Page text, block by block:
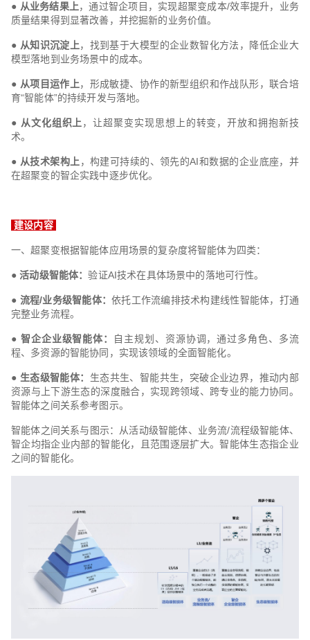
● 从业务结果上，通过智企项目，实现超聚变成本/效率提升，业务
质量结果得到显著改善，并挖掘新的业务价值。
● 从知识沉淀上，找到基于大模型的企业数智化方法，降低企业大
模型落地到业务场景中的成本。
● 从项目运作上，形成敏捷、协作的新型组织和作战队形，联合培
育“智能体”的持续开发与落地。
● 从文化组织上 ，让超聚变实现思想上的转变，开放和拥抱新技
术。
● 从技术架构上 ，构建可持续的、领先的AI和数据的企业底座，并
在超聚变的智企实践中逐步优化。
建设内容
一、超聚变根据智能体应用场景的复杂度将智能体为四类：
● 活动级智能体：验证AI技术在具体场景中的落地可行性。
● 流程/业务级智能体：依托工作流编排技术构建线性智能体，打通
完整业务流程。
● 智企企业级智能体：
自主规划、资源协调，通过多角色、多流
程、多资源的智能协同，实现该领域的全面智能化。
● 生态级智能体： 生态共生、智能共生，突破企业边界，推动内部
资源与上下游生态的深度融合，实现跨领域、跨专业的能力协同。
智能体之间关系参考图示。
智能体之间关系与图示：从活动级智能体、业务流/流程级智能体、
智企均指企业内部的智能化，且范围逐层扩大。智能体生态指企业
之间的智能化。